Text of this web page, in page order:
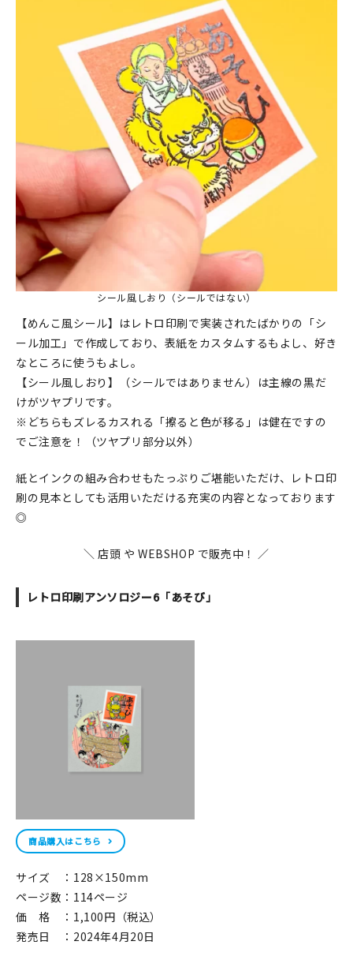
マイアカウント
お買い物ガイド
よくある質問
お問い合わせ
シール風しおり（シールではない）
【めんこ風シール】はレトロ印刷で実装されたばかりの「シ
ール加工」で作成しており、表紙をカスタムするもよし、好き
なところに使うもよし。
【シール風しおり】（シールではありません）は主線の黒だ
けがツヤプリです。
※どちらもズレるカスれる「擦ると色が移る」は健在ですの
でご注意を！（ツヤプリ部分以外）
紙とインクの組み合わせもたっぷりご堪能いただけ、レトロ印
刷の見本としても活用いただける充実の内容となっております
◎
＼ 店頭 や WEBSHOP で販売中！ ／
レトロ印刷アンソロジー6「あそび」
商品購入はこちら
サイズ ：128×150mm
ページ数：114ページ
価 格 ：1,100円（税込）
発売日 ：2024年4月20日